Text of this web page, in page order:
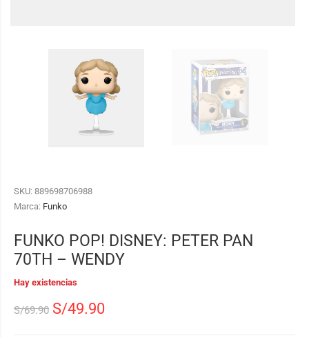
SKU: 889698706988
Marca: Funko
FUNKO POP! DISNEY: PETER PAN
70TH – WENDY
Hay existencias
S/69.90 S/49.90